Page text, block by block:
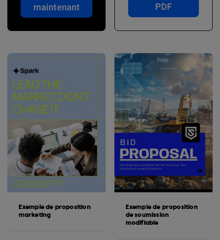
maintenant
PDF
Exemple de proposition
marketing
Exemple de proposition
de soumission
modifiable